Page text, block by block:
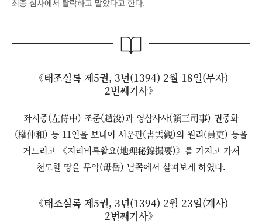
최종 심사에서 탈락하고 말았다고 한다.
《태조실록 제5권, 3년(1394) 2월 18일(무자)
2번째기사》
좌시중(左侍中) 조준(趙浚)과 영삼사사(領三司事) 권중화
(權仲和) 등 11인을 보내어 서운관(書雲觀)의 원리(員吏) 등을
거느리고 《지리비록촬요(地理秘錄撮要)》를 가지고 가서
천도할 땅을 무악(毋岳) 남쪽에서 살펴보게 하였다.
《태조실록 제5권, 3년(1394) 2월 23일(계사)
2번째기사》